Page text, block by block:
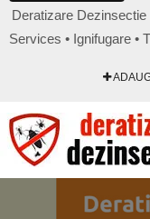
Deratizare Dezinsectie
Services • Ignifugare •